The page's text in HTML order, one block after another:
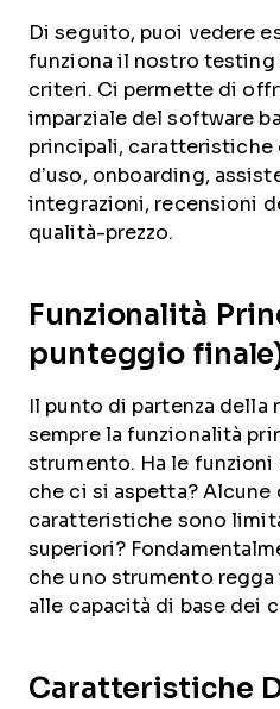
Di seguito, puoi vedere
funziona il nostro
criteri. Ci permette di
imparziale del software
principali,
d’uso, onboarding,
integrazioni, recensioni
qualità-prezzo.
Funzionalità
punteggio
Il punto di partenza della
sempre la funzionalità
strumento. Ha le
che ci si aspetta? Alcune
caratteristiche sono
superiori?
che uno strumento
alle capacità di base dei
Caratteristiche